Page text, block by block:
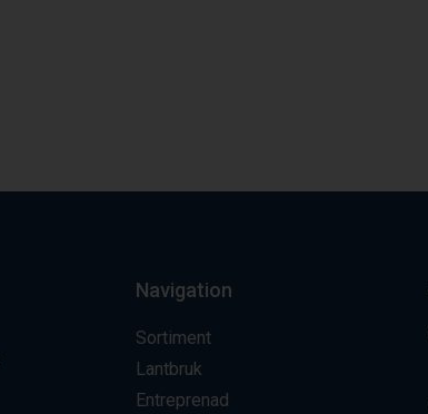
Navigation
Sortiment
Lantbruk
Entreprenad